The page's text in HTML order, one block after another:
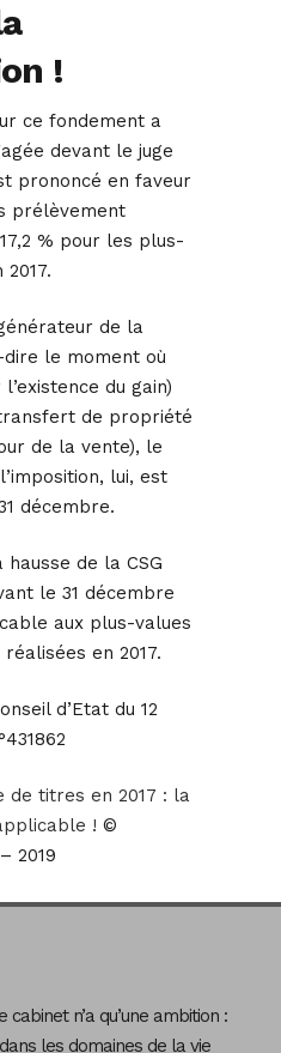
!
ce fondement a
devant le juge
prononcé en faveur
prélèvement
% pour les plus-
de la
dire le moment où
du gain)
de propriété
de la vente), le
lui, est
décembre.
hausse de la CSG
le 31 décembre
aux plus-values
en 2017.
d’Etat du 12
de titres en 2017 : la
! ©
2019
n’a qu’une ambition :
les domaines de la vie